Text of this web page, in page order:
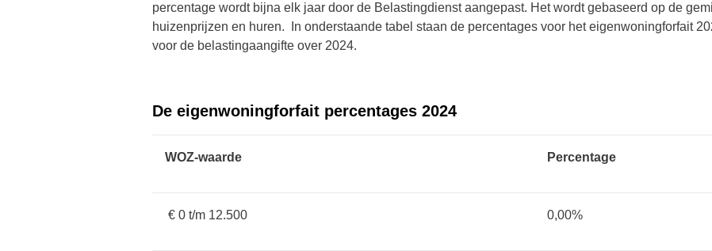
percentage wordt bijna elk jaar door de Belastingdienstaangepast. Het wordt gebaseerd op de
huizenprijzen en huren. In onderstaande tabel staan de percentages voor het eigenwoningforfait
voor de belastingaangifte over 2024.
De eigenwoningforfait percentages 2024
WOZ-waarde Percentage
€ 0 t/m 12.500 0,00%